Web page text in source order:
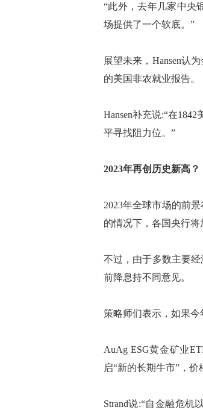
“此外，去年几家中央
场提供了一个软底。”
展望未来，Hansen认
的美国非农就业报告。
Hansen补充说:“在
平寻找阻力位。”
2023年再创历史新高？
2023年全球市场的前
的情况下，各国央行将
不过，由于多数主要
前降息持不同意见。
策略师们表示，如果今
AuAg ESG黄金矿业
启“新的长期牛市”，价
Strand说:“自金融危机